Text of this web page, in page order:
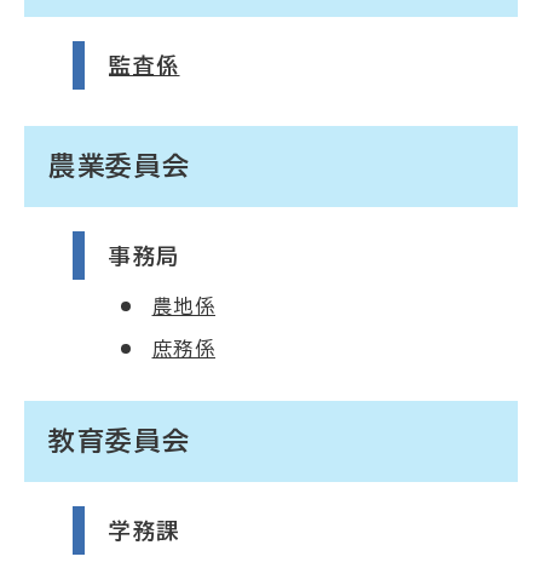
監査係
農業委員会
事務局
農地係
庶務係
教育委員会
学務課